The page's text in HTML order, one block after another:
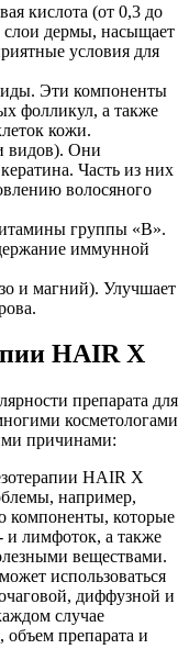
кислота (от 0,3 до
слои дермы, насыщает
условия для
Эти компоненты
фолликул, а также
кожи.
видов). Они
Часть из них
волосяного
группы «В».
иммунной
и магний). Улучшает
HAIR X
препарата для
косметологами
причинами:
HAIR X
например,
компоненты, которые
и лимфоток, а также
веществами.
использоваться
диффузной и
случае
объем препарата и